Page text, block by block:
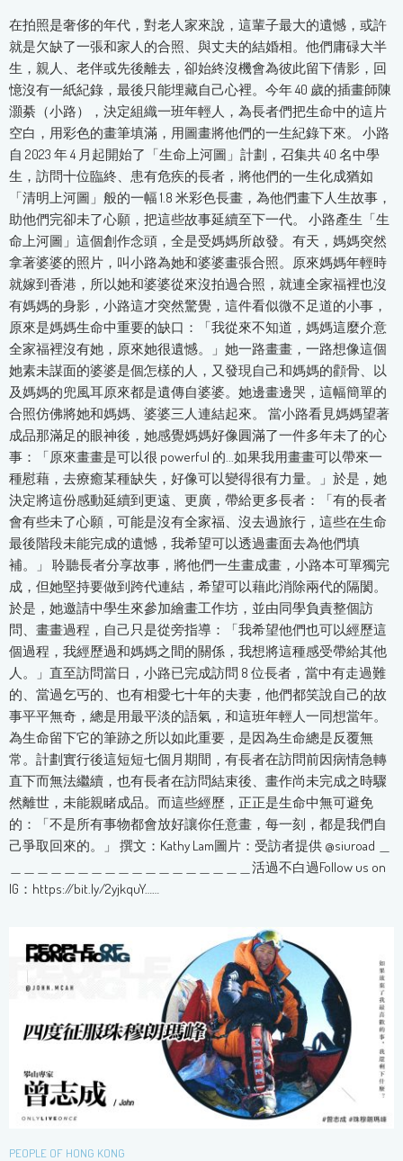
在拍照是奢侈的年代，對老人家來說，這輩子最大的遺憾，或許
就是欠缺了一張和家人的合照、與丈夫的結婚相。他們庸碌大半
生，親人、老伴或先後離去，卻始終沒機會為彼此留下倩影，回
憶沒有一紙紀錄，最後只能埋藏自己心裡。今年 40 歲的插畫師陳
灝綦（小路），決定組織一班年輕人，為長者們把生命中的這片
空白，用彩色的畫筆填滿，用圖畫將他們的一生紀錄下來。 小路
自 2023 年 4 月起開始了「生命上河圖」計劃，召集共 40 名中學
生，訪問十位臨終、患有危疾的長者，將他們的一生化成猶如
「清明上河圖」般的一幅 1.8 米彩色長畫，為他們畫下人生故事，
助他們完卻未了心願，把這些故事延續至下一代。 小路產生「生
命上河圖」這個創作念頭，全是受媽媽所啟發。有天，媽媽突然
拿著婆婆的照片，叫小路為她和婆婆畫張合照。原來媽媽年輕時
就嫁到香港，所以她和婆婆從來沒拍過合照，就連全家福裡也沒
有媽媽的身影，小路這才突然驚覺，這件看似微不足道的小事，
原來是媽媽生命中重要的缺口：「我從來不知道，媽媽這麼介意
全家福裡沒有她，原來她很遺憾。」她一路畫畫，一路想像這個
她素未謀面的婆婆是個怎樣的人，又發現自己和媽媽的顴骨、以
及媽媽的兜風耳原來都是遺傳自婆婆。她邊畫邊哭，這幅簡單的
合照仿佛將她和媽媽、婆婆三人連結起來。 當小路看見媽媽望著
成品那滿足的眼神後，她感覺媽媽好像圓滿了一件多年未了的心
事：「原來畫畫是可以很 powerful 的...如果我用畫畫可以帶來一
種慰藉，去療癒某種缺失，好像可以變得很有力量。」於是，她
決定將這份感動延續到更遠、更廣，帶給更多長者：「有的長者
會有些未了心願，可能是沒有全家福、沒去過旅行，這些在生命
最後階段未能完成的遺憾，我希望可以透過畫面去為他們填
補。」 聆聽長者分享故事，將他們一生畫成畫，小路本可單獨完
成，但她堅持要做到跨代連結，希望可以藉此消除兩代的隔閡。
於是，她邀請中學生來參加繪畫工作坊，並由同學負責整個訪
問、畫畫過程，自己只是從旁指導：「我希望他們也可以經歷這
個過程，我經歷過和媽媽之間的關係，我想將這種感受帶給其他
人。」直至訪問當日，小路已完成訪問 8 位長者，當中有走過難
的、當過乞丐的、也有相愛七十年的夫妻，他們都笑說自己的故
事平平無奇，總是用最平淡的語氣，和這班年輕人一同想當年。
為生命留下它的筆跡之所以如此重要，是因為生命總是反覆無
常。計劃實行後這短短七個月期間，有長者在訪問前因病情急轉
直下而無法繼續，也有長者在訪問結束後、畫作尚未完成之時驟
然離世，未能親睹成品。而這些經歷，正正是生命中無可避免
的：「不是所有事物都會放好讓你任意畫，每一刻，都是我們自
己爭取回來的。」 撰文：Kathy Lam圖片：受訪者提供 @siuroad ＿
＿＿＿＿＿＿＿＿＿＿＿＿＿＿＿＿＿＿活過不白過Follow us on
IG：https://bit.ly/2yjkquY……
PEOPLE OF HONG KONG